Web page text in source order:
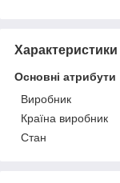
Характеристики
Основні атрибути
Виробник
Країна виробник
Стан